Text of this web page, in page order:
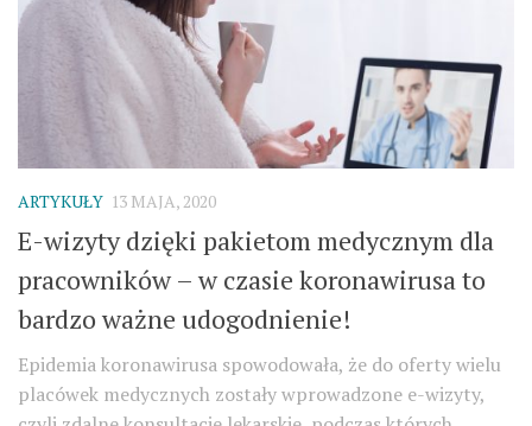
ARTYKUŁY 13 MAJA, 2020
E-wizyty dzięki pakietom medycznym dla
pracowników – w czasie koronawirusa to
bardzo ważne udogodnienie!
Epidemia koronawirusa spowodowała, że do oferty wielu
placówek medycznych zostały wprowadzone e-wizyty,